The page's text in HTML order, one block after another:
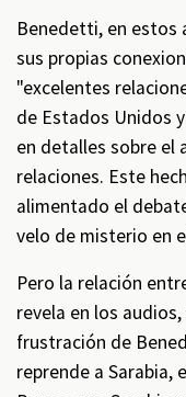
Benedetti, en estos
sus propias
"excelentes
de Estados Unidos
en detalles sobre el
relaciones. Este
alimentado el
velo de misterio en
Pero la relación
revela en los
frustración de
reprende a Sarabia,